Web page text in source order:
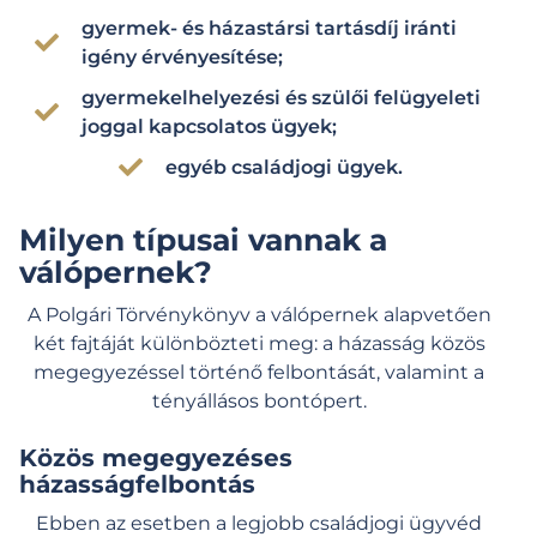
gyermek- és házastársi tartásdíj iránti
igény érvényesítése;
gyermekelhelyezési és szülői felügyeleti
joggal kapcsolatos ügyek;
egyéb családjogi ügyek.
Milyen típusai vannak a
válópernek?
A Polgári Törvénykönyv a válópernek alapvetően
két fajtáját különbözteti meg: a házasság közös
megegyezéssel történő felbontását, valamint a
tényállásos bontópert.
Közös megegyezéses
házasságfelbontás
Ebben az esetben a legjobb családjogi ügyvéd